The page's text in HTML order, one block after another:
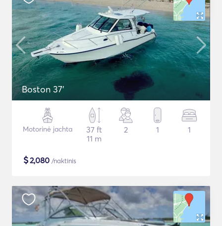
Boston 37'
Motorinė jachta
37 ft
11 m
2 1 1
$2,080 /naktinis